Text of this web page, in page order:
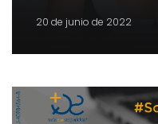
20 de junio de 2022